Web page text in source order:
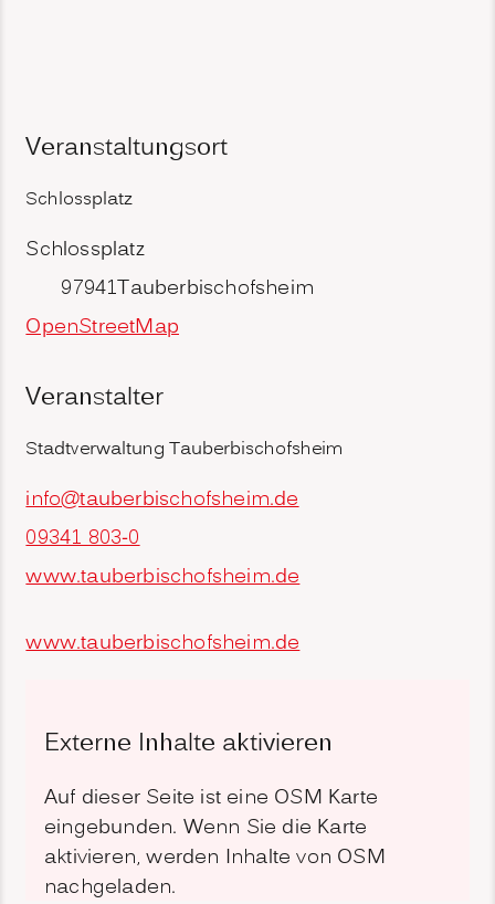
Veranstaltungsort
Schlossplatz
Schlossplatz
97941Tauberbischofsheim
OpenStreetMap
Veranstalter
Stadtverwaltung Tauberbischofsheim
www.tauberbischofsheim.de
info@tauberbischofsheim.de
09341 803-0
www.tauberbischofsheim.de
Externe Inhalte aktivieren
Auf dieser Seite ist eine OSM Karte
eingebunden. Wenn Sie die Karte
aktivieren, werden Inhalte von OSM
nachgeladen.